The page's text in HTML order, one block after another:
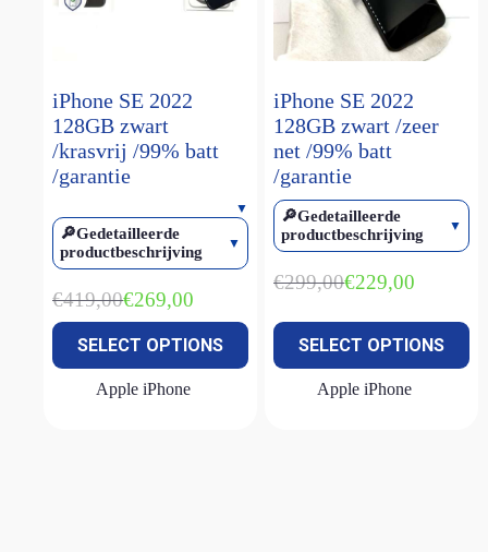
iPhone SE 2022
128GB zwart
/krasvrij /99% batt
/garantie
🔎Gedetailleerde
productbeschrijving
€419,00Oorspronkelijke
was:
€419,00.
€269,00
Huidige
is:
€269,00.
SELECT OPTIONS
Apple iPhone
iPhone SE 2022
128GB zwart /zeer
net /99% batt
/garantie
🔎Gedetailleerde
productbeschrijving
€299,00Oorspronkelijke
€299,00.
€229,00
Huidige
€229,00.
SELECT OPTIONS
Apple iPhone
Watch Ultra 1(1)
Watch Ultra 2(4)
Watch Ultra 3